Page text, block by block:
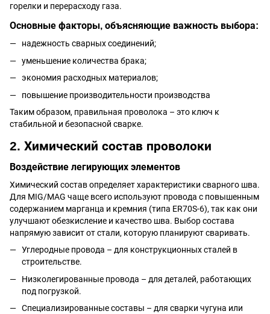
горелки и перерасходу газа.
Основные факторы, объясняющие важность выбора:
надежность сварных соединений;
уменьшение количества брака;
экономия расходных материалов;
повышение производительности производства
Таким образом, правильная проволока – это ключ к
стабильной и безопасной сварке.
2. Химический состав проволоки
Воздействие легирующих элементов
Химический состав определяет характеристики сварного шва.
Для MIG/MAG чаще всего используют провода с повышенным
содержанием марганца и кремния (типа ER70S-6), так как они
улучшают обезкисление и качество шва. Выбор состава
напрямую зависит от стали, которую планируют сваривать.
Углеродные провода – для конструкционных сталей в
строительстве.
Низколегированные провода – для деталей, работающих
под погрузкой.
Специализированные составы – для сварки чугуна или